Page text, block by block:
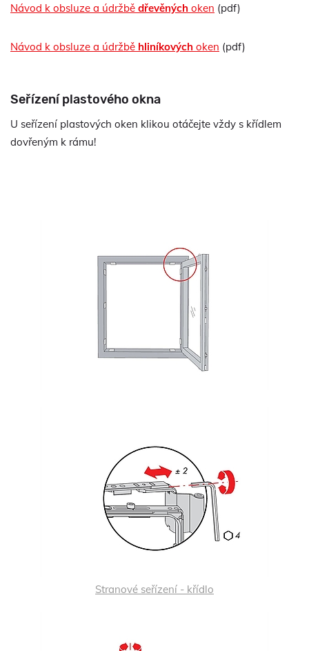
Návod k obsluze a údržbě dřevěných oken (pdf)
Návod k obsluze a údržbě hliníkových oken (pdf)
Seřízení plastového okna
U seřízení plastových oken klikou otáčejte vždy s křídlem
dovřeným k rámu!
Stranové seřízení - křídlo